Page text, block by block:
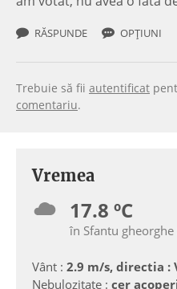
RĂSPUNDE OPȚIUNI
Trebuie să fii autentificat
comentariu.
Vremea
17.8 ºC
în Sfantu
Vânt : 2.9 m/s, directia :
Nebulozitate : cer